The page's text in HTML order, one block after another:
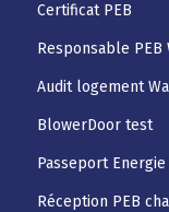
Certificat PEB
Responsable PEB
Audit logement
BlowerDoor test
Passeport
Réception PEB